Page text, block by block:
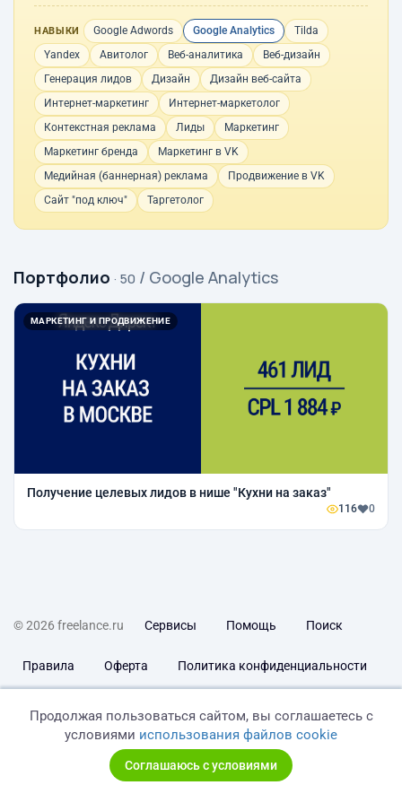
НАВЫКИ Google Adwords Google Analytics
Tilda
Yandex
Авитолог Веб-аналитика
Веб-дизайн
Генерация лидов
Дизайн
Дизайн веб-сайта
Интернет-маркетинг
Интернет-маркетолог
Контекстная реклама
Лиды
Маркетинг
Маркетинг бренда
Маркетинг в VK
Медийная (баннерная) реклама
Продвижение в VK
Сайт "под ключ"
Таргетолог
Портфолио · 50 / Google Analytics
МАРКЕТИНГ И ПРОДВИЖЕНИЕ
Получение целевых лидов в нише "Кухни на заказ"
116 0
© 2026 freelance.ru Сервисы Помощь Поиск
Правила Оферта Политика конфиденциальности
Продолжая пользоваться сайтом, вы соглашаетесь с
условиями использования файлов cookie
Соглашаюсь с условиями